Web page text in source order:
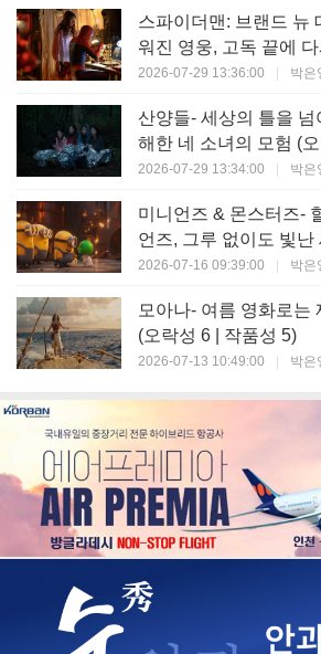
스파이더맨: 브랜드 뉴
워진 영웅, 고독 끝에
르다 (오락성 8 | 작품성
2026-07-29 13:36:00 박은
산양들- 세상의 틀을
해한 네 소녀의 모험 (
2026-07-29 13:34:00 박은
미니언즈 & 몬스터즈-
언즈, 그루 없이도 빛난 새로
7 | 작품성 6)
2026-07-16 09:39:00 박은
모아나- 여름 영화로는
(오락성 6 | 작품성 5)
2026-07-13 10:49:00 박은